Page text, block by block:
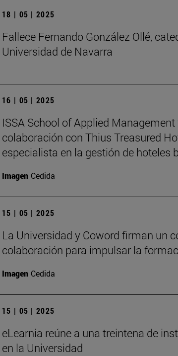
18 | 05 | 2025
Fallece Fernando González Ollé,
Universidad de Navarra
16 | 05 | 2025
ISSA School of Applied
colaboración con Thius Treasured
especialista en la gestión de hoteles
Imagen Cedida
15 | 05 | 2025
La Universidad y Coword firman un
colaboración para impulsar la
Imagen Cedida
15 | 05 | 2025
eLearnia reúne a una treintena de
en la Universidad